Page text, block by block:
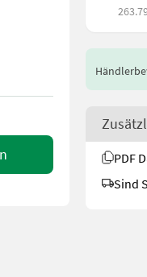
PDF
Sind